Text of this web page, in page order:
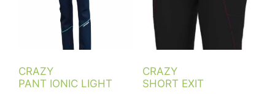
CRAZY
PANT IONIC LIGHT
CRAZY
SHORT EXIT